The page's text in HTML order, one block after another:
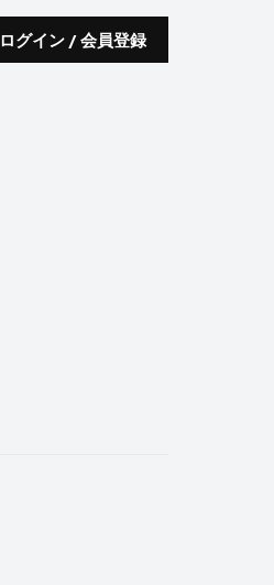
ログイン / 会員登録